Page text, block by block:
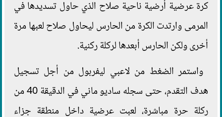
كرة عرضية أرضية ناحية صلاح الذي حاول تسديدها في
المرمى وارتدت الكرة من الحارس ليحاول صلاح لعبها مرة
أخرى ولكن الحارس أبعدها لركلة ركنية.
واستمر الضغط من لاعبي ليفربول من أجل تسجيل
هدف التقدم، حتى سجله ساديو ماني في الدقيقة 40 من
ركلة حرة مباشرة، لعبت عرضية داخل منطقة جزاء